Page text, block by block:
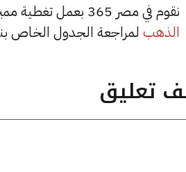
نقوم في مصر 365 بعمل تغطية مميزة لكافة أسعار الذهب في مصر، يمكنك الاطلاع على صفحة
الذهب لمراجعة الجدول الخاص
تعليق